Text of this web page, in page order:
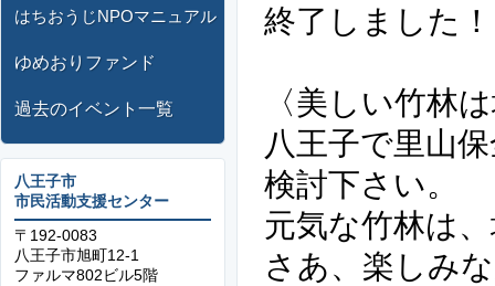
はちおうじNPOマニュアル
ゆめおりファンド
過去のイベント一覧
八王子市
市民活動支援センター
〒192-0083
八王子市旭町12-1
ファルマ802ビル5階
終了しました！
〈美しい竹林
八王子で里山
検討下さい。
元気な竹林は
さあ、楽しみ